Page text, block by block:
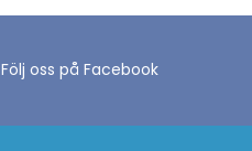
Följ oss på Facebook